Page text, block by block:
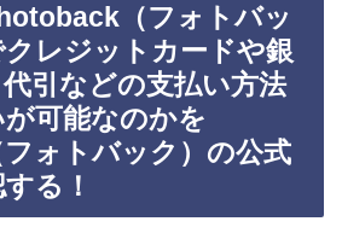
（フォトバッ
レジットカードや銀
引などの支払い方法
可能なのかを
ォトバック）の公式
る！